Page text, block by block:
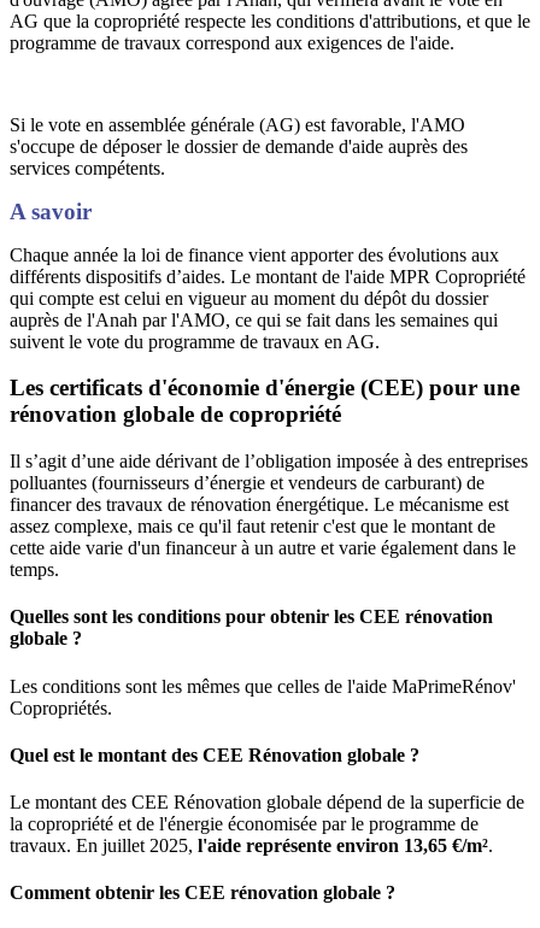
AG que la copropriété respecte les conditions d'attributions, et que le
programme de travaux correspond aux exigences de l'aide.
Si le vote en assemblée générale (AG) est favorable, l'AMO
s'occupe de déposer le dossier de demande d'aide auprès des
services compétents.
A savoir
Chaque année la loi de finance vient apporter des évolutions aux
différents dispositifs d’aides. Le montant de l'aide MPR Copropriété
qui compte est celui en vigueur au moment du dépôt du dossier
auprès de l'Anah par l'AMO, ce qui se fait dans les semaines qui
suivent le vote du programme de travaux en AG.
Les certificats d'économie d'énergie (CEE) pour une
rénovation globale de copropriété
Il s’agit d’une aide dérivant de l’obligation imposée à des entreprises
polluantes (fournisseurs d’énergie et vendeurs de carburant) de
financer des travaux de rénovation énergétique. Le mécanisme est
assez complexe, mais ce qu'il faut retenir c'est que le montant de
cette aide varie d'un financeur à un autre et varie également dans le
temps.
Quelles sont les conditions pour obtenir les CEE rénovation
globale ?
Les conditions sont les mêmes que celles de l'aide MaPrimeRénov'
Copropriétés.
Quel est le montant des CEE Rénovation globale ?
Le montant des CEE Rénovation globale dépend de la superficie de
la copropriété et de l'énergie économisée par le programme de
travaux. En juillet 2025, l'aide représente environ 13,65 €/m².
Comment obtenir les CEE rénovation globale ?